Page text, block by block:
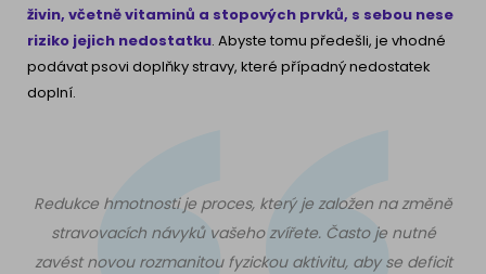
živin, včetně vitaminů a stopových prvků, s sebou nese
riziko jejich nedostatku. Abyste tomu předešli, je vhodné
podávat psovi doplňky stravy, které případný nedostatek
doplní.
Redukce hmotnosti je proces, který je založen na změně
stravovacích návyků vašeho zvířete. Často je nutné
zavést novou rozmanitou fyzickou aktivitu, aby se deficit